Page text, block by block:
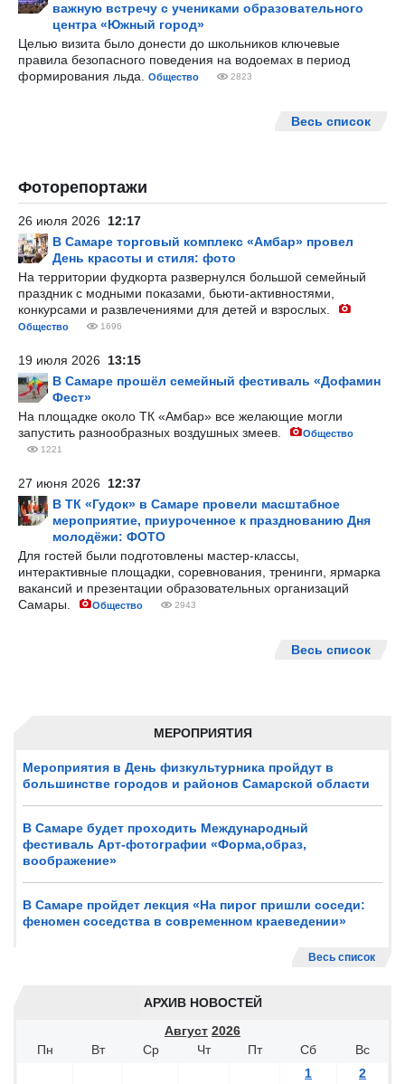
МЕРОПРИЯТИЯ
Мероприятия в День физкультурника пройдут в
большинстве городов и районов Самарской области
В Самаре будет проходить Международный
фестиваль Арт-фотографии «Форма,образ,
воображение»
В Самаре пройдет лекция «На пирог пришли соседи:
феномен соседства в современном краеведении»
Весь список
АРХИВ НОВОСТЕЙ
Август 2026
Пн
Вт Ср Чт Пт Сб
Вс
1
2
важную встречу с учениками образовательного
центра «Южный город»
Целью визита было донести до школьников ключевые
правила безопасного поведения на водоемах в период
формирования льда.
Общество 2823
Весь список
Фоторепортажи
26 июля 2026 12:17
В Самаре торговый комплекс «Амбар» провел
День красоты и стиля: фото
На территории фудкорта развернулся большой семейный
праздник с модными показами, бьюти-активностями,
конкурсами и развлечениями для детей и взрослых.
Общество 1696
19 июля 2026 13:15
В Самаре прошёл семейный фестиваль «Дофамин
Фест»
На площадке около ТК «Амбар» все желающие могли
запустить разнообразных воздушных змеев.
Общество
1221
27 июня 2026 12:37
В ТК «Гудок» в Самаре провели масштабное
мероприятие, приуроченное к празднованию Дня
молодёжи: ФОТО
Для гостей были подготовлены мастер-классы,
интерактивные площадки, соревнования, тренинги, ярмарка
вакансий и презентации образовательных организаций
Самары.
Общество 2943
Весь список